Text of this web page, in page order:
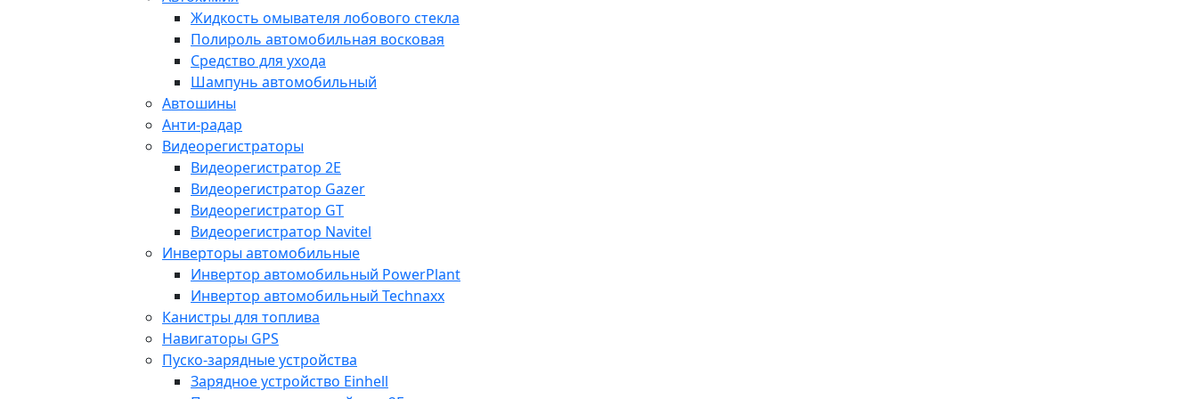
Жидкость омывателя лобового стекла
Полироль автомобильная восковая
Средство для ухода
Шампунь автомобильный
Автошины
Анти-радар
Видеорегистраторы
Видеорегистратор 2E
Видеорегистратор Gazer
Видеорегистратор GT
Видеорегистратор Navitel
Инверторы автомобильные
Инвертор автомобильный PowerPlant
Инвертор автомобильный Technaxx
Канистры для топлива
Навигаторы GPS
Пуско-зарядные устройства
Зарядное устройство Einhell